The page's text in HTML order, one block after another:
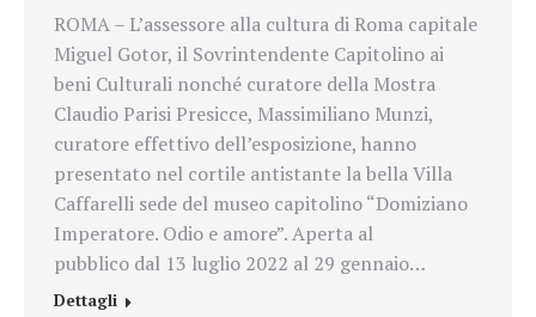
ROMA – L’assessore alla cultura di Roma capitale
Miguel Gotor, il Sovrintendente Capitolino ai
beni Culturali nonché curatore della Mostra
Claudio Parisi Presicce, Massimiliano Munzi,
curatore effettivo dell’esposizione, hanno
presentato nel cortile antistante la bella Villa
Caffarelli sede del museo capitolino “Domiziano
Imperatore. Odio e amore”. Aperta al
pubblico dal 13 luglio 2022 al 29 gennaio…
Dettagli